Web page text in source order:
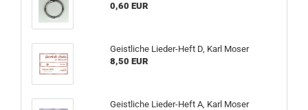
0,60 EUR
Geistliche Lieder-Heft D, Karl Moser
8,50 EUR
Geistliche Lieder-Heft A, Karl Moser